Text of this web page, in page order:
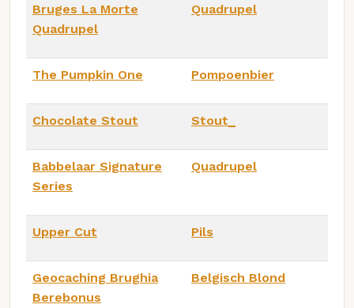
Bruges La Morte
Quadrupel
Quadrupel
The Pumpkin One Pompoenbier
Chocolate Stout Stout_
Babbelaar Signature
Series
Quadrupel
Upper Cut Pils
Geocaching Brughia
Berebonus
Belgisch Blond